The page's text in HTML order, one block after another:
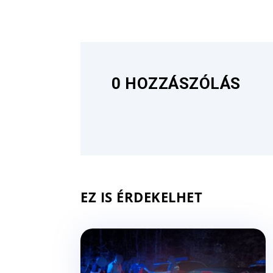
0 HOZZÁSZÓLÁS
EZ IS ÉRDEKELHET